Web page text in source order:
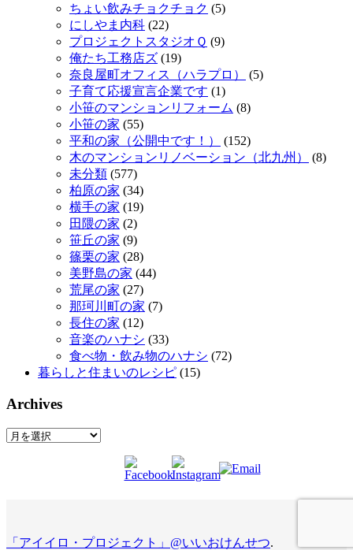
ちょい飲みチョクチョク (5)
にしやま内科 (22)
プロジェクトスタジオＱ (9)
俺たち工務店ズ (19)
奈良屋町オフィス（ハラプロ）
(5)
子育て応援宣言企業です (1)
小笹のマンションリフォーム (8)
小笹の家 (55)
平和の家（公開中です！）
(152)
木のマンションリノベーション（北九州）
(8)
未分類 (577)
柏原の家 (34)
横手の家 (19)
田隈の家 (2)
笹丘の家 (9)
篠栗の家 (28)
美野島の家 (44)
荒尾の家 (27)
那珂川町の家 (7)
長住の家 (12)
音楽のハナシ (33)
食べ物・飲み物のハナシ (72)
暮らしと住まいのレシピ (15)
Archives
Archives
「アイイロ・プロジェクト」@いいおけんせつ.